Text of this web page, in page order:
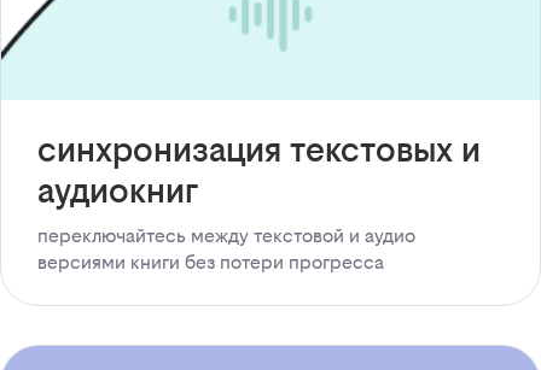
синхронизация текстовых и
аудиокниг
переключайтесь между текстовой и аудио
версиями книги без потери прогресса